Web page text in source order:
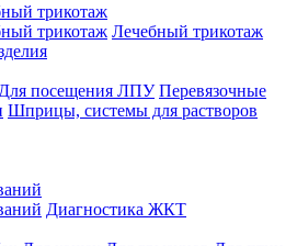
трикотаж
трикотаж Лечебный трикотаж
Для посещения ЛПУ Перевязочные
Шприцы, системы для растворов
Диагностика ЖКТ